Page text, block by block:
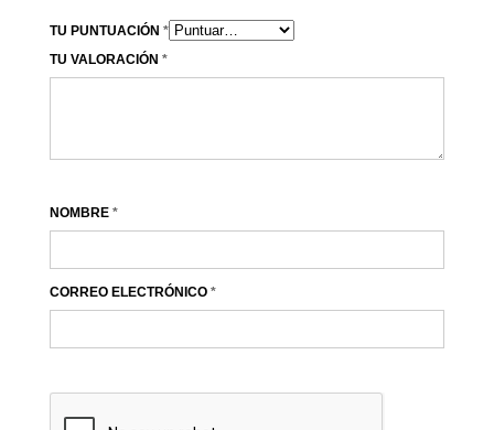
TU PUNTUACIÓN *
TU VALORACIÓN *
NOMBRE *
CORREO ELECTRÓNICO *